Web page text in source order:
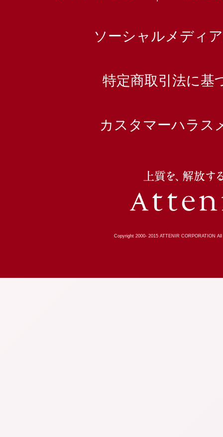
ソーシャルメディ
特定商取引法に基
カスタマーハラス
Copyright 2000- 2015ATTENIR CORPORATION